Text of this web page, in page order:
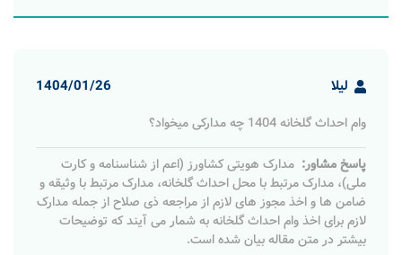
لیلا 1404/01/26
وام احداث گلخانه 1404 چه مدارکی میخواد؟
پاسخ مشاور: مدارک هویتی کشاورز (اعم از شناسنامه و کارت
ملی)، مدارک مرتبط با محل احداث گلخانه، مدارک مرتبط با وثیقه و
ضامن ها و اخذ مجوز های لازم از مراجعه ذی صلاح از جمله مدارک
لازم برای اخذ وام احداث گلخانه به شمار می آیند که توضیحات
بیشتر در متن مقاله بیان شده است.